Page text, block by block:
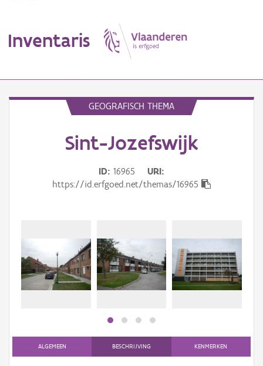
Inventaris
Persoon of collectief
Aanmelden
GEOGRAFISCH THEMA
Sint-Jozefswijk
ID 16965
URI
https://id.erfgoed.net/themas/16965
ALGEMEEN BESCHRIJVING KENMERKEN